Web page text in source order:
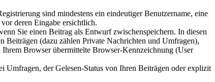
sind mindestens ein eindeutiger Benutzername, eine
deren Eingabe ersichtlich.
Sie einen Beitrag als Entwurf zwischenspeichern. In diesen
(dazu zählen Private Nachrichten und Umfragen),
Browser übermittelte Browser-Kennzeichnung (User
Umfragen, der Gelesen-Status von Ihren Beiträgen oder explizit